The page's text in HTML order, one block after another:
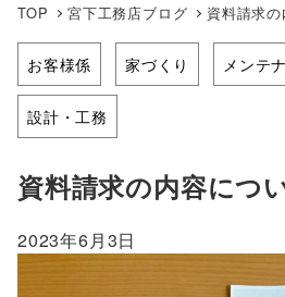
TOP 宮下工務店ブログ 資料請求
お客様係 家づくり メンテ
設計・工務
資料請求の内容につ
2023年6月3日